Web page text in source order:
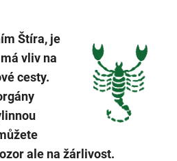
Štíra, je
vliv na
cesty.
ale na žárlivost.